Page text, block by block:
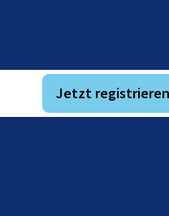
Jetzt registrieren